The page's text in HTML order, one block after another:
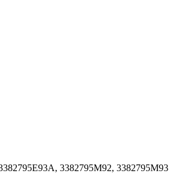
3382795M92, 3382795M93